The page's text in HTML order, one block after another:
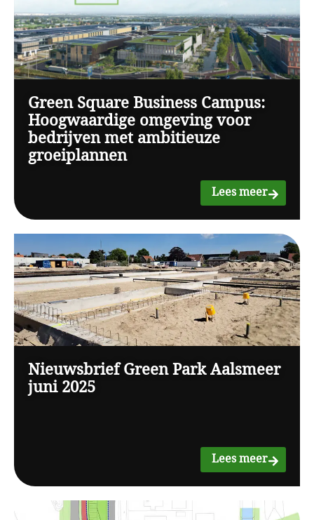
Green Square Business Campus:
Hoogwaardige omgeving voor
bedrijven met ambitieuze
groeiplannen
Lees meer
Nieuwsbrief Green Park Aalsmeer
juni 2025
Lees meer